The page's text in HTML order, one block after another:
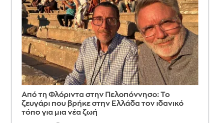
Από τη Φλόριντα στην Πελοπόννησο: Το
ζευγάρι που βρήκε στην Ελλάδα τον ιδανικό
τόπο για μια νέα ζωή